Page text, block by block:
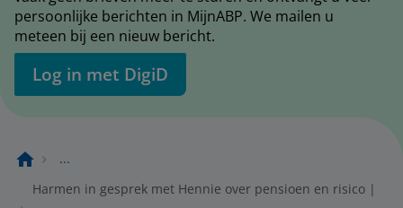
persoonlijke berichten in MijnABP. We mailen u
meteen bij een nieuw bericht.
Log in met DigiD
...
Harmen in gesprek met Hennie over pensioen en risico |